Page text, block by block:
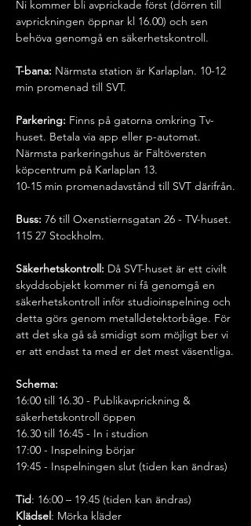
Ni kommer bli avprickade först (dörren till
avprickningen öppnar kl 16.00) och sen
behöva genomgå en säkerhetskontroll.
T-bana: Närmsta station är Karlaplan. 10-12
min promenad till SVT.
Parkering: Finns på gatorna omkring Tv-
huset. Betala via app eller p-automat.
Närmsta parkeringshus är Fältöversten
köpcentrum på Karlaplan 13.
10-15 min promenadavstånd till SVT därifrån.
Buss: 76 till Oxenstiernsgatan 26 - TV-huset.
115 27 Stockholm.
Säkerhetskontroll: Då SVT-huset är ett civilt
skyddsobjekt kommer ni få genomgå en
säkerhetskontroll inför studioinspelning och
detta görs genom metalldetektorbåge. För
att det ska gå så smidigt som möjligt ber vi
er att endast ta med er det mest väsentliga.
Schema:
16:00 till 16.30 - Publikavprickning &
säkerhetskontroll öppen
16.30 till 16:45 - In i studion
17:00 - Inspelning börjar
19:45 - Inspelningen slut (tiden kan ändras)
Tid: 16:00 – 19.45 (tiden kan ändras)
Klädsel: Mörka kläder